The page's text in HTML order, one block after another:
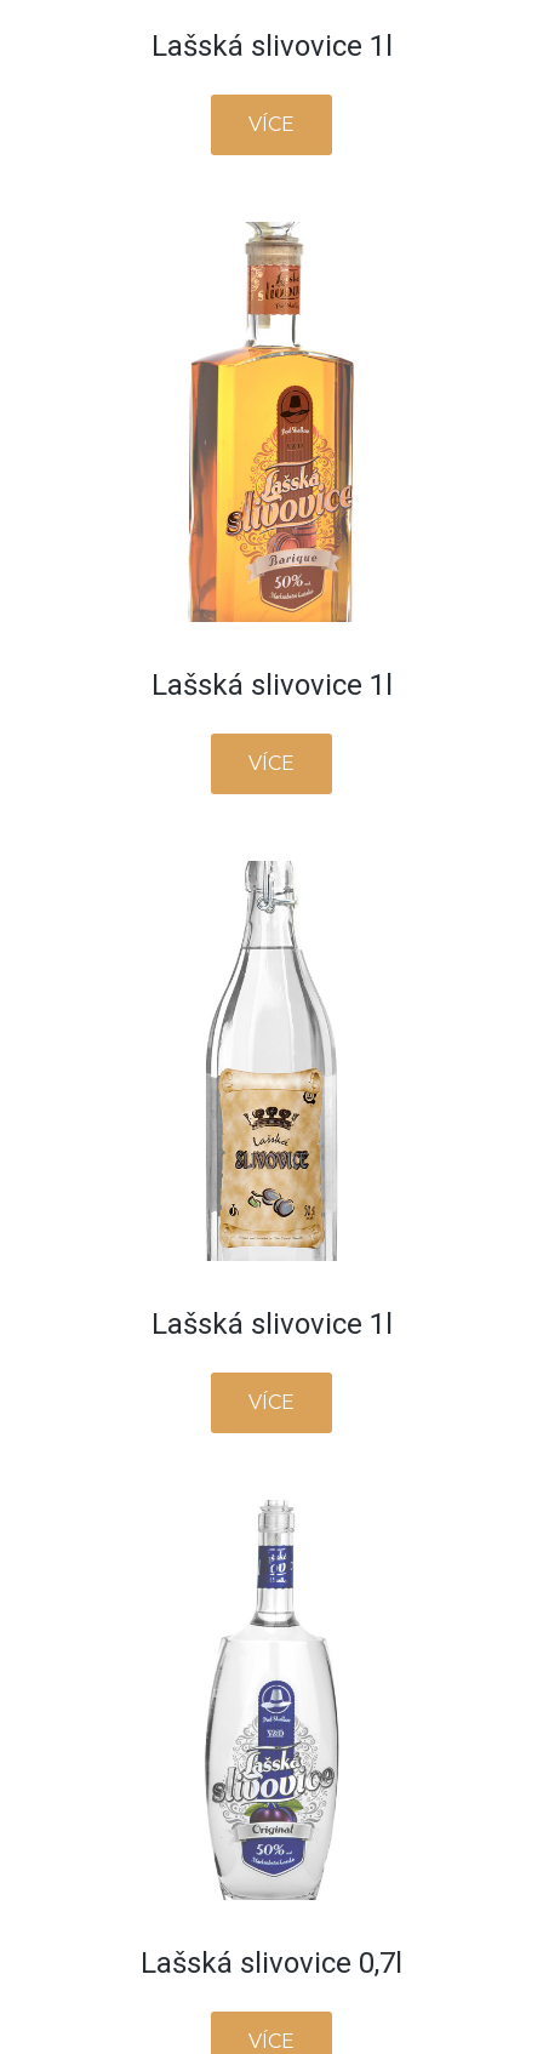
Lašská slivovice 1l
VÍCE
Lašská slivovice 1l
VÍCE
Lašská slivovice 1l
VÍCE
Lašská slivovice 0,7l
VÍCE